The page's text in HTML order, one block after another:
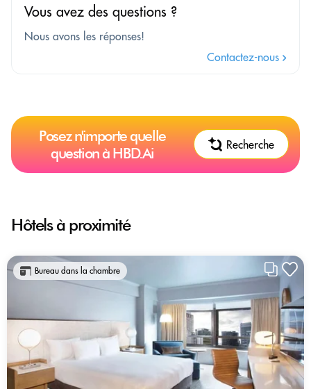
Vous avez des questions ?
Nous avons les réponses!
Contactez-nous
Posez n'importe quelle
question à HBD.Ai
Recherche
Hôtels à proximité
Bureau dans la chambre